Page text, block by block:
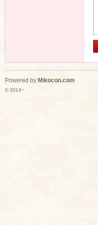
Powered by Mikocon.com
© 2014~